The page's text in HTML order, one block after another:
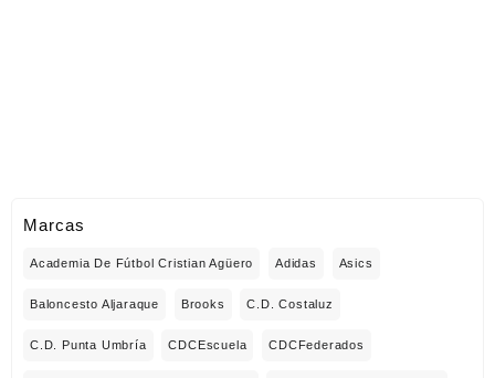
Marcas
Academia De Fútbol Cristian Agüero Adidas Asics
Baloncesto Aljaraque Brooks C.D. Costaluz
C.D. Punta Umbría CDCEscuela CDCFederados